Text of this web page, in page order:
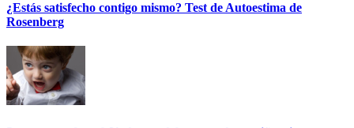
¿Estás satisfecho contigo mismo? Test de Autoestima de
Rosenberg